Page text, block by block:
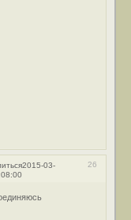
26
2015-03-